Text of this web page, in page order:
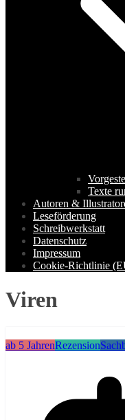
Texte
Autoren &
Leseförderung
Schreibwerkstatt
Datenschutz
Impressum
Cookie-Richtlinie
Viren
ab 5 JahrenRezension